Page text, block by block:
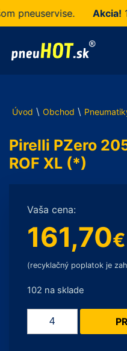
Akcia!10
Úvod \ Obchod \
Pirelli PZero
ROF XL (*)
Vaša cena:
161,70€
(recyklačný poplatok je
102 na sklade
množstvo